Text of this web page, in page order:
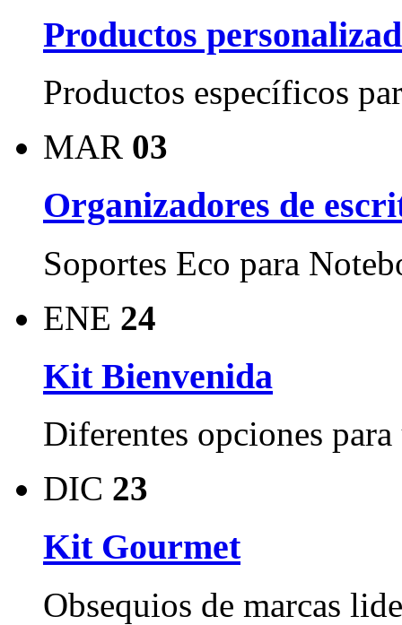
Productos
Productos específicos
MAR 03
Organizadores de
Soportes Eco para
ENE 24
Kit Bienvenida
Diferentes opciones
DIC 23
Kit Gourmet
Obsequios de marcas